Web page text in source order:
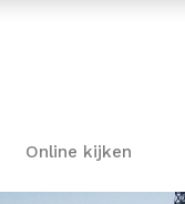
Online kijken